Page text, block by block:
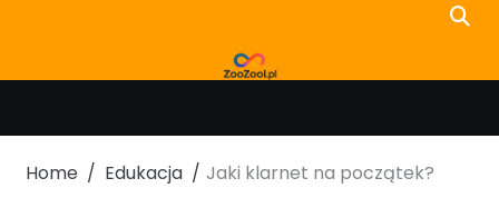
Home Edukacja Jaki klarnet na początek?